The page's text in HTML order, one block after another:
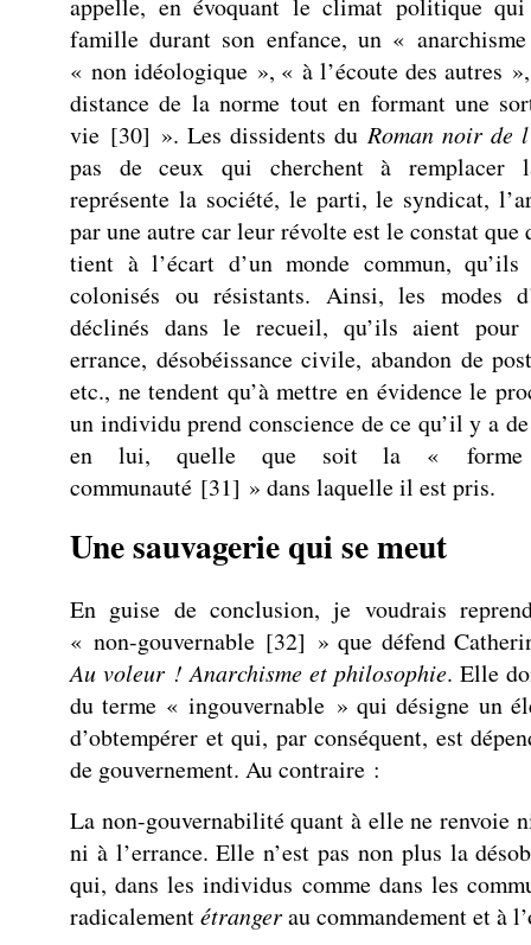
appelle, en évoquant le climat politique
famille durant son enfance, un «
« non idéologique », « à l’écoute des autres
distance de la norme tout en formant une
vie [30] ». Les dissidents du Roman noir de
pas de ceux qui cherchent à remplacer
représente la société, le parti, le syndicat,
par une autre car leur révolte est le constat que
tient à l’écart d’un monde commun, qu’ils
colonisés ou résistants. Ainsi, les modes
déclinés dans le recueil, qu’ils aient pour
errance, désobéissance civile, abandon de
etc., ne tendent qu’à mettre en évidence le
un individu prend conscience de ce qu’il y a
en lui, quelle que soit la « forme
communauté [31] » dans laquelle il est pris.
Une sauvagerie qui se meut
En guise de conclusion, je voudrais
« non-gouvernable[32] » que défend
Au voleur ! Anarchisme et philosophie. Elle
du terme « ingouvernable » qui désigne un
d’obtempérer et qui, par conséquent, est
de gouvernement. Au contraire :
La non-gouvernabilité quant à elle ne renvoie
ni à l’errance. Elle n’est pas non plus la
qui, dans les individus comme dans les
radicalementétrangerau commandement et à